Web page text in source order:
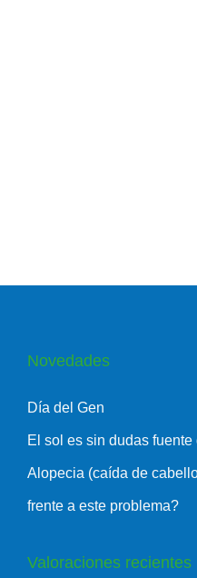
Novedades
Día del Gen
El sol es sin dudas
Alopecia (caída de
frente a este problema?
Valoraciones recientes